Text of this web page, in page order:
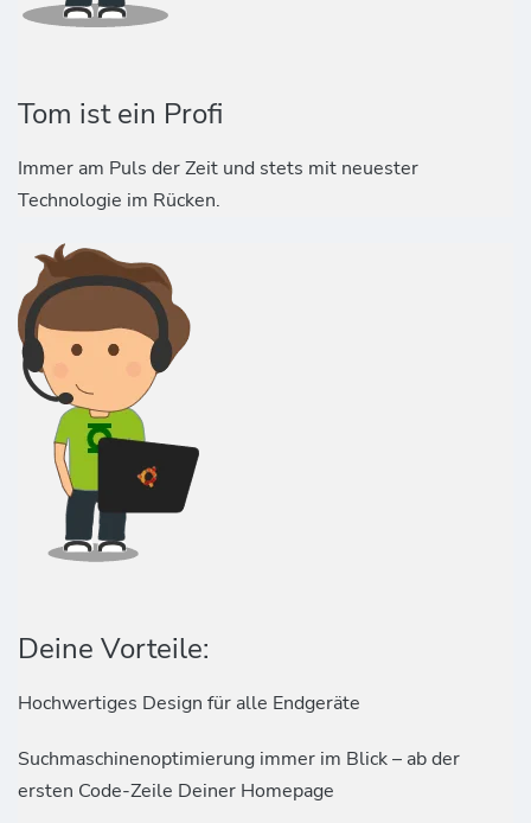
Tom ist ein Profi
Immer am Puls der Zeit und stets mit neuester
Technologie im Rücken.
Deine Vorteile:
Hochwertiges Design für alle Endgeräte
Suchmaschinenoptimierung immer im Blick – ab der
ersten Code-Zeile Deiner Homepage